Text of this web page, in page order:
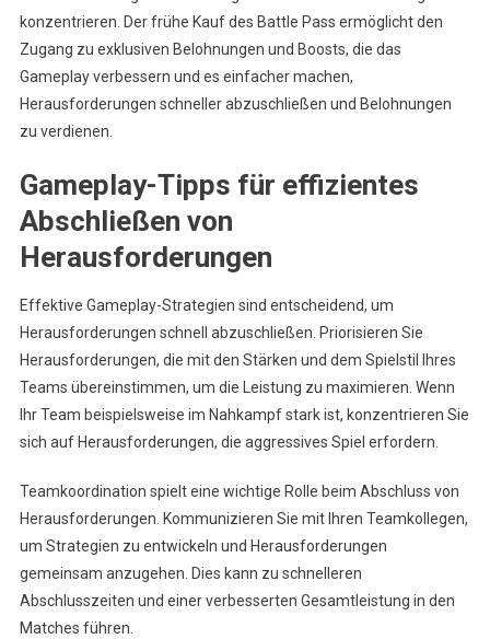
konzentrieren. Der frühe Kauf des Battle Pass ermöglicht den
Zugang zu exklusiven Belohnungen und Boosts, die das
Gameplay verbessern und es einfacher machen,
Herausforderungen schneller abzuschließen und Belohnungen
zu verdienen.
Gameplay-Tipps für effizientes
Abschließen von
Herausforderungen
Effektive Gameplay-Strategien sind entscheidend, um
Herausforderungen schnell abzuschließen. Priorisieren Sie
Herausforderungen, die mit den Stärken und dem Spielstil Ihres
Teams übereinstimmen, um die Leistung zu maximieren. Wenn
Ihr Team beispielsweise im Nahkampf stark ist, konzentrieren Sie
sich auf Herausforderungen, die aggressives Spiel erfordern.
Teamkoordination spielt eine wichtige Rolle beim Abschluss von
Herausforderungen. Kommunizieren Sie mit Ihren Teamkollegen,
um Strategien zu entwickeln und Herausforderungen
gemeinsam anzugehen. Dies kann zu schnelleren
Abschlusszeiten und einer verbesserten Gesamtleistung in den
Matches führen.